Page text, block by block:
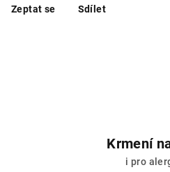
Zeptat se Sdílet
Krmení
i pro